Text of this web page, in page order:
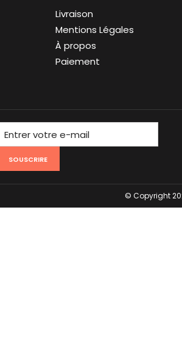
Livraison
Mentions Légales
À propos
Paiement
© Copyright
SOUSCRIRE